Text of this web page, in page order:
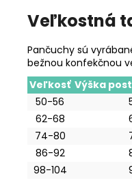
Veľkostná
Pančuchy sú
bežnou konfekčnou
Veľkosť Výška
50-56
62-68
74-80
86-92
98-104